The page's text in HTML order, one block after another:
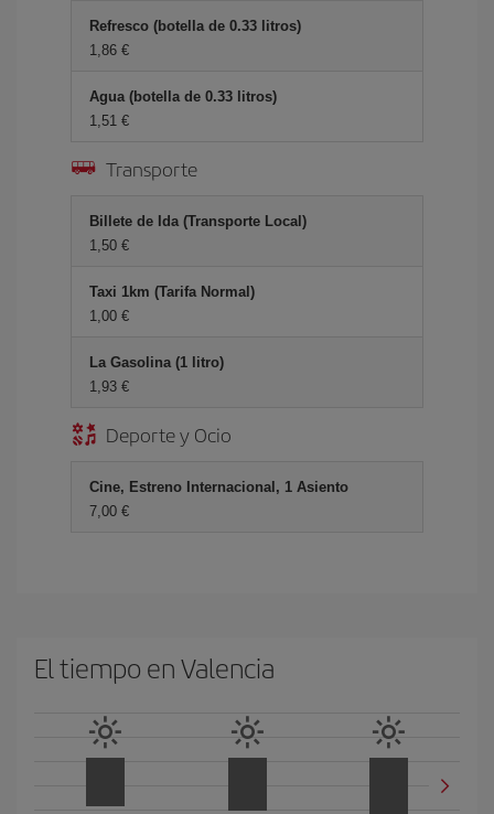
Refresco (botella de 0.33 litros)
1,86 €
Agua (botella de 0.33 litros)
1,51 €
Transporte
Billete de Ida (Transporte Local)
1,50 €
Taxi 1km (Tarifa Normal)
1,00 €
La Gasolina (1 litro)
1,93 €
Deporte y Ocio
Cine, Estreno Internacional, 1 Asiento
7,00 €
El tiempo en Valencia